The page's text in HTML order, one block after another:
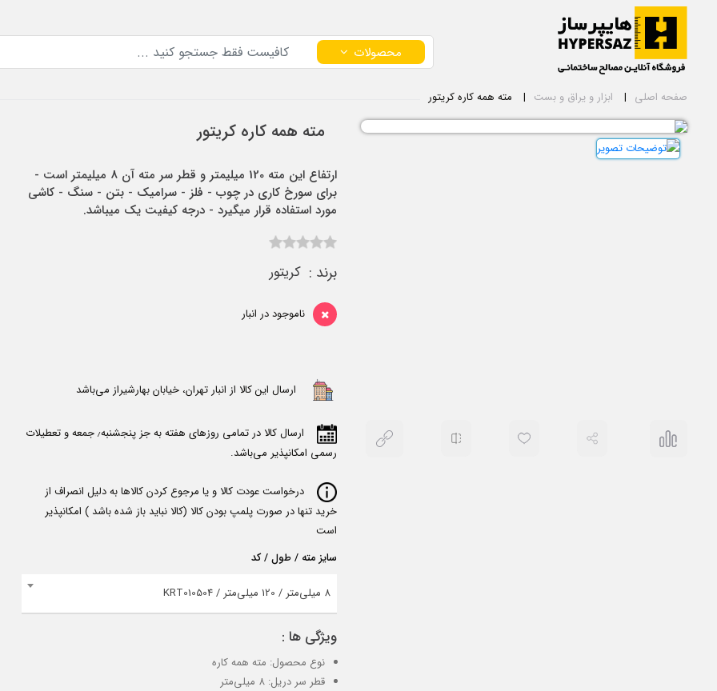
محصولات
صفحه اصلی ابزار و یراق و بست مته همه کاره کریتور
مته همه کاره کریتور
ارتفاع این مته 120 میلیمتر و قطر سر مته آن 8 میلیمتر است -
برای سورخ کاری در چوب - فلز - سرامیک - بتن - سنگ - کاشی
مورد استفاده قرار میگیرد - درجه کیفیت یک میباشد.
برند : کریتور
ناموجود در انبار
ارسال این کالا از انبار تهران، خیابان بهارشیراز می‌باشد
ارسال کالا در تمامی روزهای هفته به جز پنجشنبه٫ جمعه و تعطیلات
رسمی امکانپذیر می‌باشد.
درخواست عودت کالا و یا مرجوع کردن کالاها به دلیل انصراف از
خرید تنها در صورت پلمپ بودن کالا (کالا نباید باز شده باشد ) امکانپذیر
است
سایز مته / طول / کد
8 میلی‌متر / 120 میلی‌متر / KRT010504
ویژگی ها :
نوع محصول: مته همه کاره
قطر سر دریل: 8 میلی‌متر